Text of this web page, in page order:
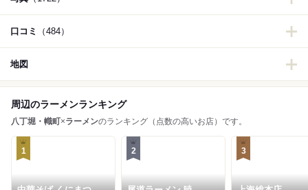
口コミ （484）
地図
周辺のラーメンランキング
八丁堀・幟町×ラーメンのランキング（点数の高いお店）です。
1 2 3